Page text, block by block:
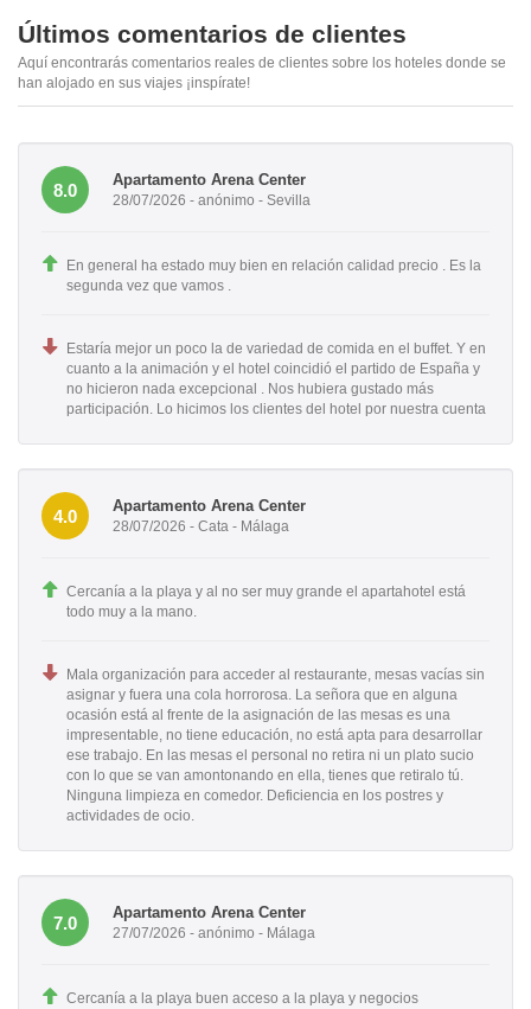
Últimos comentarios de clientes
Aquí encontrarás comentarios reales de clientes sobre los hoteles donde se
han alojado en sus viajes ¡inspírate!
8.0
Apartamento Arena Center
28/07/2026 - anónimo - Sevilla
En general ha estado muy bien en relación calidad precio . Es la
segunda vez que vamos .
Estaría mejor un poco la de variedad de comida en el buffet. Y en
cuanto a la animación y el hotel coincidió el partido de España y
no hicieron nada excepcional . Nos hubiera gustado más
participación. Lo hicimos los clientes del hotel por nuestra cuenta
4.0
Apartamento Arena Center
28/07/2026 - Cata - Málaga
Cercanía a la playa y al no ser muy grande el apartahotel está
todo muy a la mano.
Mala organización para acceder al restaurante, mesas vacías sin
asignar y fuera una cola horrorosa. La señora que en alguna
ocasión está al frente de la asignación de las mesas es una
impresentable, no tiene educación, no está apta para desarrollar
ese trabajo. En las mesas el personal no retira ni un plato sucio
con lo que se van amontonando en ella, tienes que retiralo tú.
Ninguna limpieza en comedor. Deficiencia en los postres y
actividades de ocio.
7.0
Apartamento Arena Center
27/07/2026 - anónimo - Málaga
Cercanía a la playa buen acceso a la playa y negocios